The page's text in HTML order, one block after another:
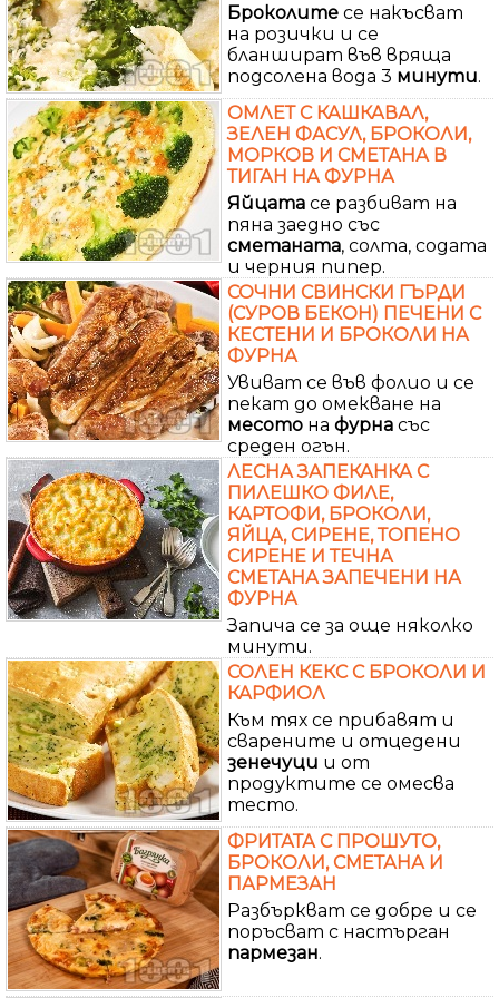
Броколите се накъсват
на розички и се
бланшират във вряща
подсолена вода 3 минути.
ОМЛЕТ С КАШКАВАЛ,
ЗЕЛЕН ФАСУЛ, БРОКОЛИ,
МОРКОВ И СМЕТАНА В
ТИГАН НА ФУРНА
Яйцата се разбиват на
пяна заедно със
сметаната, солта, содата
и черния пипер.
СОЧНИ СВИНСКИ ГЪРДИ
(СУРОВ БЕКОН) ПЕЧЕНИ С
КЕСТЕНИ И БРОКОЛИ НА
ФУРНА
Увиват се във фолио и се
пекат до омекване на
месото на фурна със
среден огън.
ЛЕСНА ЗАПЕКАНКА С
ПИЛЕШКО ФИЛЕ,
КАРТОФИ, БРОКОЛИ,
ЯЙЦА, СИРЕНЕ, ТОПЕНО
СИРЕНЕ И ТЕЧНА
СМЕТАНА ЗАПЕЧЕНИ НА
ФУРНА
Запича се за още няколко
минути.
СОЛЕН КЕКС С БРОКОЛИ И
КАРФИОЛ
Към тях се прибавят и
сварените и отцедени
зенечуци и от
продуктите се омесва
тесто.
ФРИТАТА С ПРОШУТО,
БРОКОЛИ, СМЕТАНА И
ПАРМЕЗАН
Разбъркват се добре и се
поръсват с настърган
пармезан.